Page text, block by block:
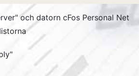
" och datorn cFos Personal Net
"